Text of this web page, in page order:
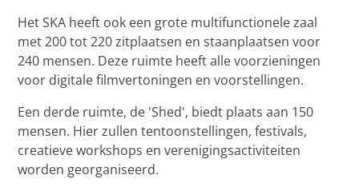
Het SKA heeft ook een grote multifunctionele zaal
met 200 tot 220 zitplaatsen en staanplaatsen voor
240 mensen. Deze ruimte heeft alle voorzieningen
voor digitale filmvertoningen en voorstellingen.
Een derde ruimte, de 'Shed', biedt plaats aan 150
mensen. Hier zullen tentoonstellingen, festivals,
creatieve workshops en verenigingsactiviteiten
worden georganiseerd.